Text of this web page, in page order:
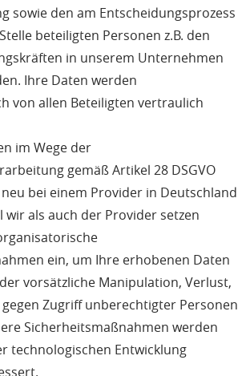
sowie den am Entscheidungsprozess
beteiligten Personen z.B. den
in unserem Unternehmen
Ihre Daten werden
von allen Beteiligten vertraulich
im Wege der
gemäß Artikel 28 DSGVO
neu bei einem Provider in Deutschland
wir als auch der Provider setzen
ein, um Ihre erhobenen Daten
vorsätzliche Manipulation, Verlust,
Zugriff unberechtigter Personen
Sicherheitsmaßnahmen werden
technologischen Entwicklung